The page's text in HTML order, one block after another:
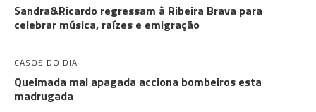
Sandra&Ricardo regressam à Ribeira Brava para
celebrar música, raízes e emigração
CASOS DO DIA
Queimada mal apagada acciona bombeiros esta
madrugada